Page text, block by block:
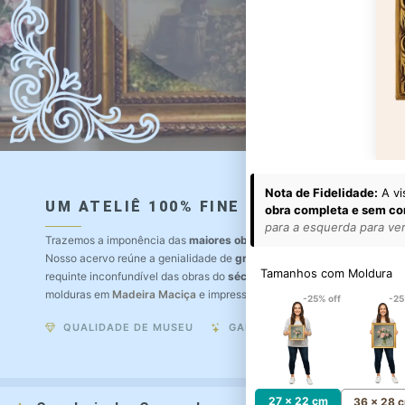
UM ATELIÊ 100% FINE ART
Trazemos a imponência das maiores obras de arte do mundo
Nosso acervo reúne a genialidade de grandes pintores renomados
requinte inconfundível das obras do século XIX. Produção artesanal
molduras em Madeira Maciça e impressão com Pigmentação Mineral.
QUALIDADE DE MUSEU GARANTIA ETERNA
Nota de Fidelidade: A
obra completa e sem
para a esquerda para
Tamanhos com Moldura
-25% off
27 x 22 cm
-
36 x 28